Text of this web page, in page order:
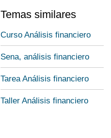
Temas similares
Curso Análisis financiero
Sena, análisis financiero
Tarea Análisis financiero
Taller Análisis financiero